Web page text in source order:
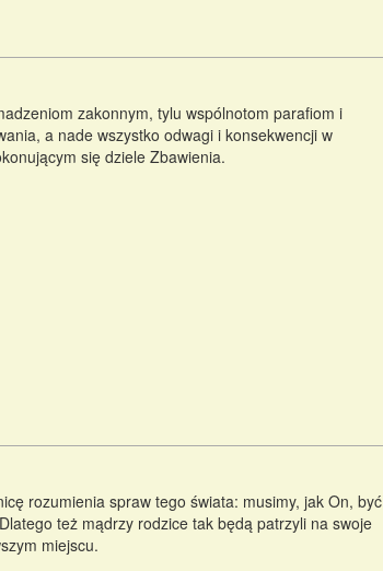
zakonnym, tylu wspólnotom parafiom i
a nade wszystko odwagi i konsekwencji w
się dziele Zbawienia.
rozumienia spraw tego świata: musimy, jak On, być
też mądrzy rodzice tak będą patrzyli na swoje
miejscu.